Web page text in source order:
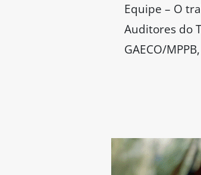
Equipe – O
Auditores do
GAECO/